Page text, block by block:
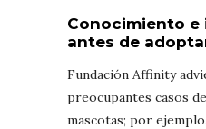
Conocimiento
antes de
Fundación Affinity
preocupantes casos
mascotas; por